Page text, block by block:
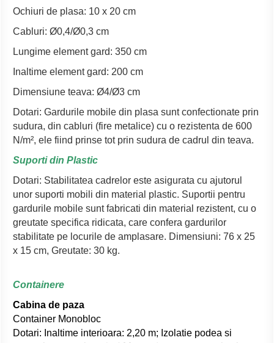
Ochiuri de plasa: 10 x 20 cm
Cabluri: Ø0,4/Ø0,3 cm
Lungime element gard: 350 cm
Inaltime element gard: 200 cm
Dimensiune teava: Ø4/Ø3 cm
Dotari: Gardurile mobile din plasa sunt confectionate prin
sudura, din cabluri (fire metalice) cu o rezistenta de 600
N/m², ele fiind prinse tot prin sudura de cadrul din teava.
Suporti din Plastic
Dotari: Stabilitatea cadrelor este asigurata cu ajutorul
unor suporti mobili din material plastic. Suportii pentru
gardurile mobile sunt fabricati din material rezistent, cu o
greutate specifica ridicata, care confera gardurilor
stabilitate pe locurile de amplasare. Dimensiuni: 76 x 25
x 15 cm, Greutate: 30 kg.
Containere
Cabina de paza
Container Monobloc
Dotari: Inaltime interioara: 2,20 m; Izolatie podea si